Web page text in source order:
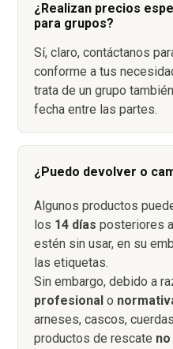
¿Realizan precios
para grupos?
Sí, claro, contáctanos
conforme a tus
trata de un grupo
fecha entre las partes.
¿Puedo devolver o
Algunos productos
los 14 días posteriores
estén sin usar, en su
las etiquetas.
Sin embargo, debido a
profesional o
arneses, cascos,
productos de rescate